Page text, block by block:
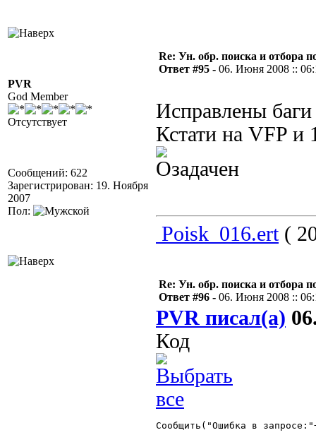
PVR
God Member
Отсутствует
Сообщений: 622
Зарегистрирован: 19. Ноября
2007
Пол:
Re: Ун. обр. поиска и отбора
Ответ #95 - 06. Июня 2008 ::
Исправлены
Кстати на VFP и
Poisk_016.ert(
Re: Ун. обр. поиска и отбора
Ответ #96 - 06. Июня 2008 ::
PVR писал(а)
Код
Сообщить("Ошибка в